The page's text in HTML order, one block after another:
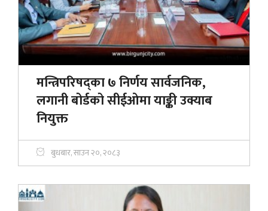
मन्त्रिपरिषद्का ७ निर्णय सार्वजनिक,
लगानी बोर्डको सीईओमा याङ्की उक्याब
नियुक्त
बुधबार, साउन २०, २०८३